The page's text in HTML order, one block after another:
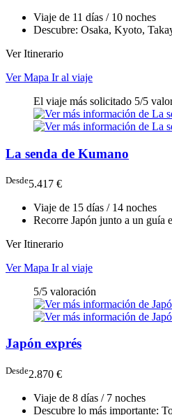
Viaje de 11 días / 10 noches
Descubre: Osaka, Kyoto,
Ver Itinerario
Ver Mapa Ir al viaje
El viaje más solicitado 5/5
La senda de Kumano
Desde5.417 €
Viaje de 15 días / 14 noches
Recorre Japón junto a un guía
Ver Itinerario
Ver Mapa Ir al viaje
5/5 valoración
Japón exprés
Desde2.870 €
Viaje de 8 días / 7 noches
Descubre lo más importante: